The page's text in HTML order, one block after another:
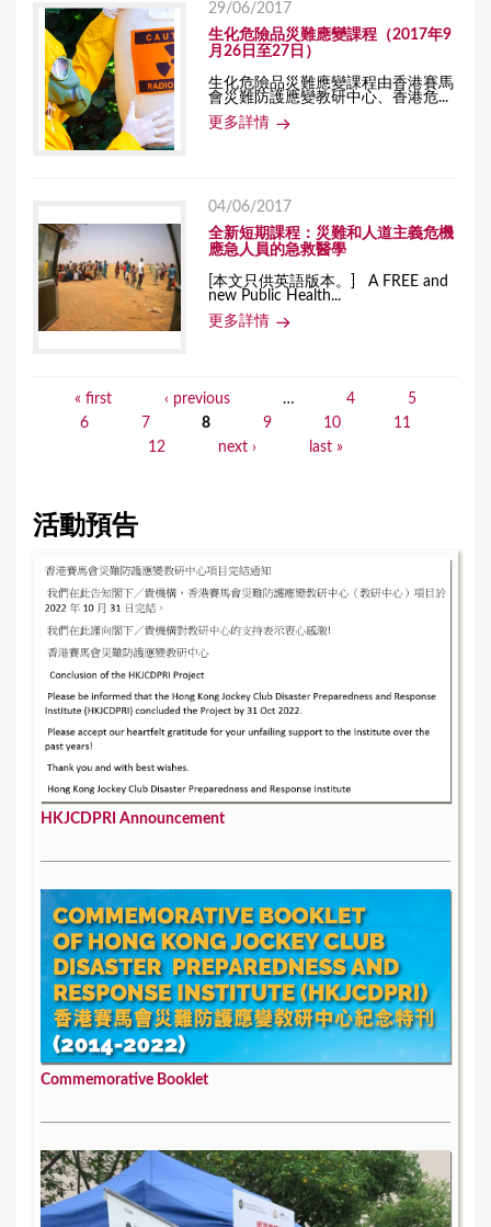
29/06/2017
生化危險品災難應變課程（2017年9
月26日至27日）
生化危險品災難應變課程由香港賽馬
會災難防護應變教研中心、香港危...
更多詳情
04/06/2017
全新短期課程：災難和人道主義危機
應急人員的急救醫學
[本文只供英語版本。] A FREE and
new Public Health...
更多詳情
e
« first ‹ previous … 4
5
6
7 8 9 10
11
12
next › last »
活動預告
HKJCDPRI Announcement
Commemorative Booklet